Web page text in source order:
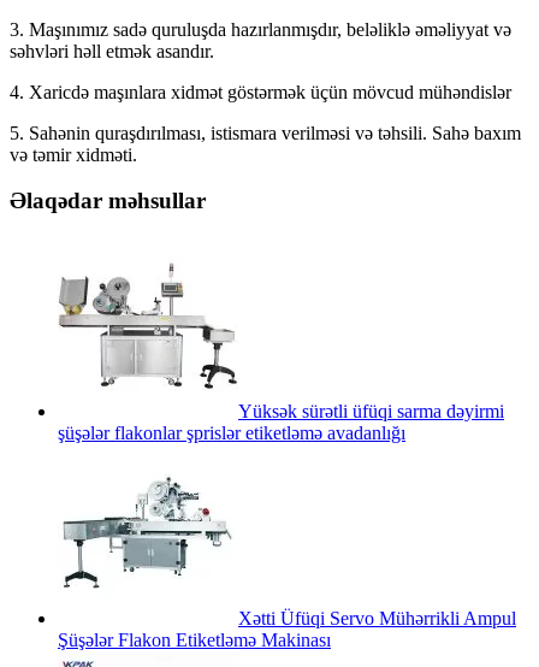
3. Maşınımız sadə quruluşda hazırlanmışdır, beləliklə əməliyyat və
səhvləri həll etmək asandır.
4. Xaricdə maşınlara xidmət göstərmək üçün mövcud mühəndislər
5. Sahənin quraşdırılması, istismara verilməsi və təhsili. Sahə baxım
və təmir xidməti.
Əlaqədar məhsullar
Yüksək sürətli üfüqi sarma dəyirmi
şüşələr flakonlar şprislər etiketləmə avadanlığı
Xətti Üfüqi Servo Mühərrikli Ampul
Şüşələr Flakon Etiketləmə Makinası